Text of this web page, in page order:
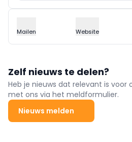
Mailen Website
Zelf nieuws te delen?
Heb je nieuws dat relevant is voor
met ons via het meldformulier.
Nieuws melden